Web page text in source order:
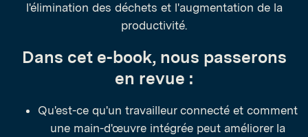
l'élimination des déchets et l'augmentation de la
productivité.
Dans cet e-book, nous passerons
en revue :
Qu'est-ce qu'un travailleur connecté et comment
une main-d'œuvre intégrée peut améliorer la